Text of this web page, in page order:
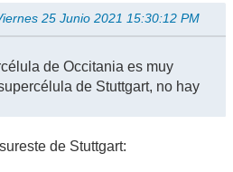
25 Junio 2021 15:30:12 PM
de Occitania es muy
de Stuttgart, no hay
de Stuttgart: